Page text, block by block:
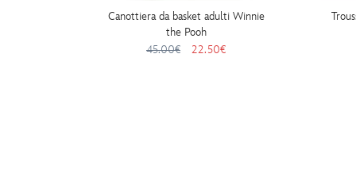
Canottiera da basket adulti Winnie
the Pooh
45.00€
22.50€